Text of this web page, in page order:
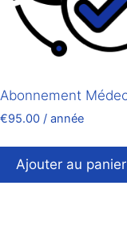
Abonnement
€95.00 / année
Ajouter au panier